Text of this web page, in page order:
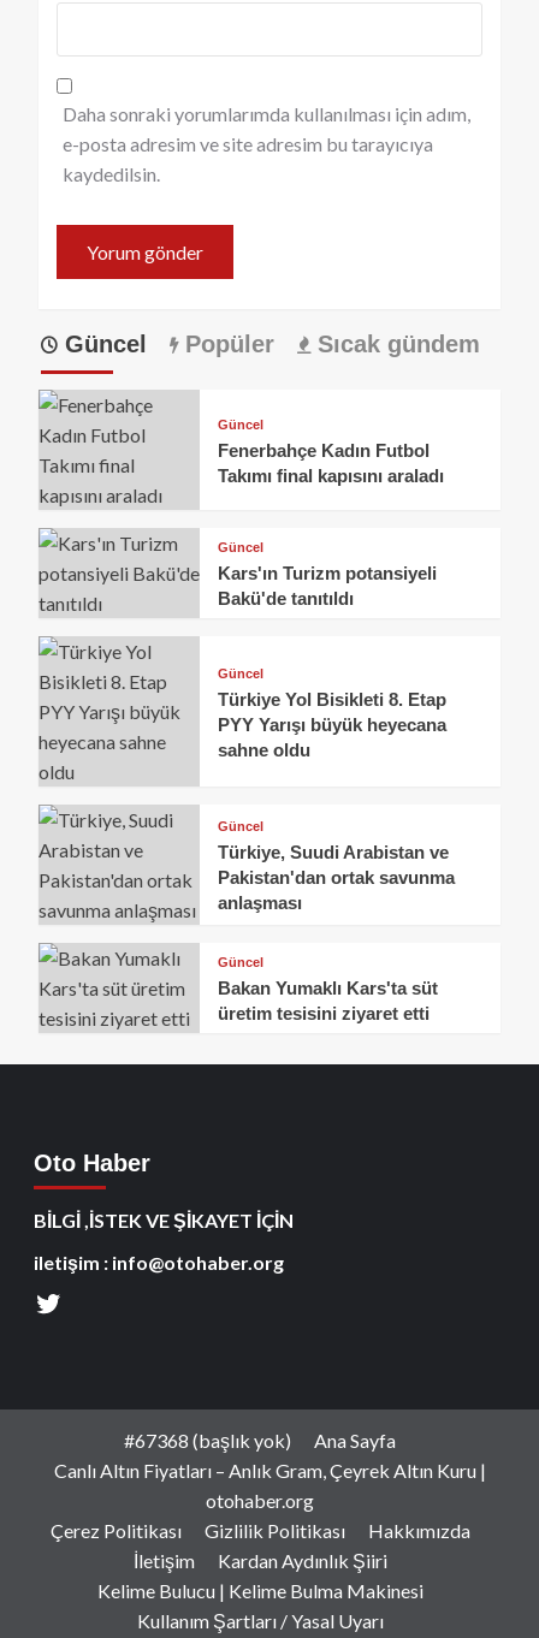
Daha sonraki yorumlarımda kullanılması için adım,
e-posta adresim ve site adresim bu tarayıcıya
kaydedilsin.
Güncel Popüler Sıcak gündem
Güncel
Fenerbahçe Kadın Futbol
Takımı final kapısını araladı
Güncel
Kars'ın Turizm potansiyeli
Bakü'de tanıtıldı
Güncel
Türkiye Yol Bisikleti 8. Etap
PYY Yarışı büyük heyecana
sahne oldu
Güncel
Türkiye, Suudi Arabistan ve
Pakistan'dan ortak savunma
anlaşması
Güncel
Bakan Yumaklı Kars'ta süt
üretim tesisini ziyaret etti
Oto Haber
BİLGİ ,İSTEK VE ŞİKAYET İÇİN
iletişim : info@otohaber.org
#67368 (başlık yok)
Ana Sayfa
Canlı Altın Fiyatları – Anlık Gram, Çeyrek Altın Kuru |
otohaber.org
Çerez Politikası
Gizlilik Politikası
Hakkımızda
İletişim
Kardan Aydınlık Şiiri
Kelime Bulucu | Kelime Bulma Makinesi
Kullanım Şartları / Yasal Uyarı